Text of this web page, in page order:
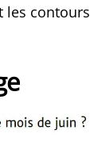
les contours